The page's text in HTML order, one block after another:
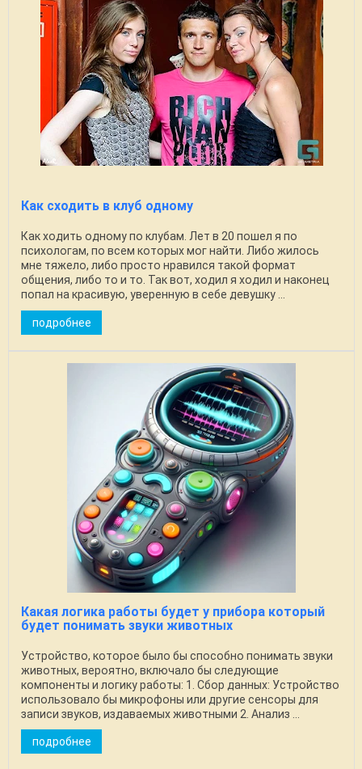
Как сходить в клуб одному
Как ходить одному по клубам. Лет в 20 пошел я по
психологам, по всем которых мог найти. Либо жилось
мне тяжело, либо просто нравился такой формат
общения, либо то и то. Так вот, ходил я ходил и наконец
попал на красивую, уверенную в себе девушку ...
подробнее
Какая логика работы будет у прибора который
будет понимать звуки животных
Устройство, которое было бы способно понимать звуки
животных, вероятно, включало бы следующие
компоненты и логику работы: 1. Сбор данных: Устройство
использовало бы микрофоны или другие сенсоры для
записи звуков, издаваемых животными 2. Анализ ...
подробнее